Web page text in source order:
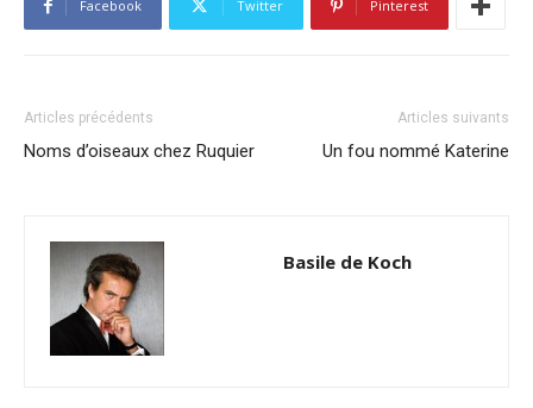
Facebook Twitter Pinterest
Articles précédents
Noms d’oiseaux chez Ruquier
Articles suivants
Un fou nommé Katerine
Basile de Koch